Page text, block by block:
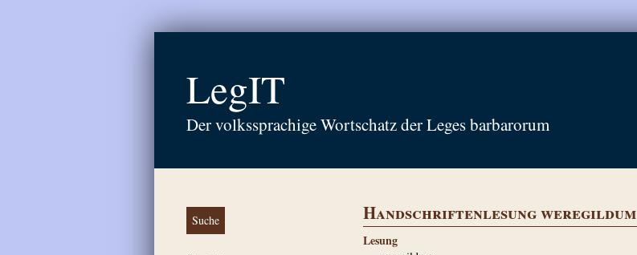
LegIT
Der volkssprachige Wortschatz der Leges barbarorum
Suche Handschriftenlesung weregildum
Lesung